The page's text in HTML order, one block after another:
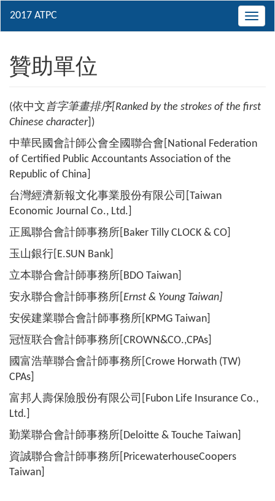
贊助單位
(依中文 首字筆畫排序[Ranked by the strokes of the first
Chinese character])
中華民國會計師公會全國聯合會[National Federation
of Certified Public Accountants Association of the
Republic of China]
台灣經濟新報文化事業股份有限公司[Taiwan
Economic Journal Co., Ltd.]
正風聯合會計師事務所[Baker Tilly CLOCK & CO]
玉山銀行[E.SUN Bank]
立本聯合會計師事務所[BDO Taiwan]
安永聯合會計師事務所[ Ernst & Young Taiwan]
安侯建業聯合會計師事務所[KPMG Taiwan]
冠恆联合會計師事務所[CROWN&CO.,CPAs]
國富浩華聯合會計師事務所[Crowe Horwath (TW)
CPAs]
富邦人壽保險股份有限公司[Fubon Life Insurance Co.,
Ltd.]
勤業聯合會計師事務所[Deloitte & Touche Taiwan]
資誠聯合會計師事務所[PricewaterhouseCoopers
Taiwan]